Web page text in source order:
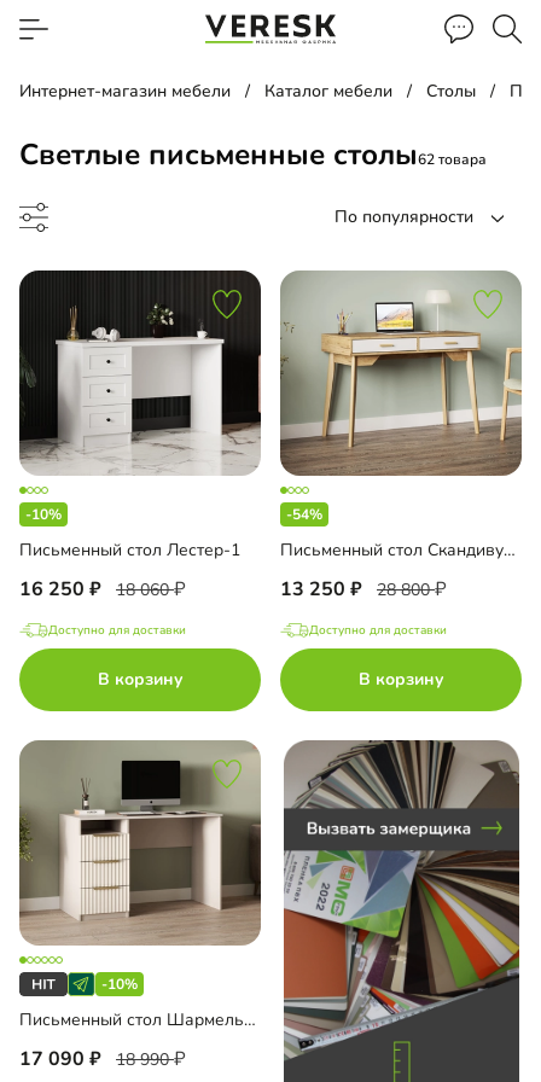
Интернет-магазин мебели Каталог мебели Столы
Светлые письменные столы62 товара
По популярности
стол
стол подвесной
зона
до
до
до
-10%
Письменный стол Лестер-1
16 250 18 060
Доступно для доставки
В корзину
-54%
Письменный стол Скандивуд-1
13 250 28 800
Доступно для доставки
В корзину
-10%
Письменный стол Шармель-3 Лайф
17 090 18 990